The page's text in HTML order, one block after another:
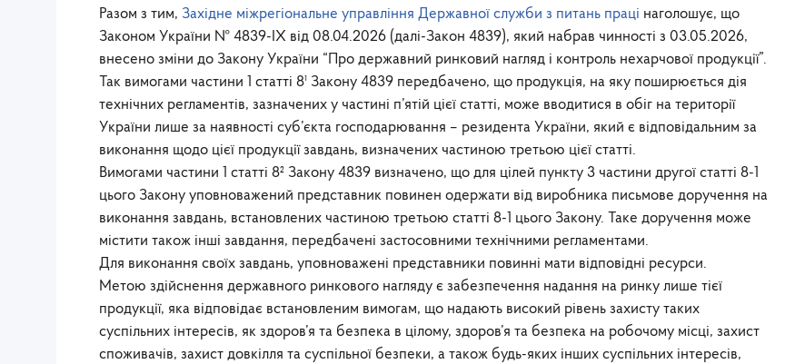
Разом з тим, Західне міжрегіональне управління Державної служби з питань праці наголошує, що
Законом України № 4839-IX від 08.04.2026 (далі-Закон 4839), який набрав чинності з 03.05.2026,
внесено зміни до Закону України “Про державний ринковий нагляд і контроль нехарчової продукції”.
Так вимогами частини 1 статті 8¹ Закону 4839 передбачено, що продукція, на яку поширюється дія
технічних регламентів, зазначених у частині п’ятій цієї статті, може вводитися в обіг на території
України лише за наявності суб’єкта господарювання – резидента України, який є відповідальним за
виконання щодо цієї продукції завдань, визначених частиною третьою цієї статті.
Вимогами частини 1 статті 8² Закону 4839 визначено, що для цілей пункту 3 частини другої статті 8-1
цього Закону уповноважений представник повинен одержати від виробника письмове доручення на
виконання завдань, встановлених частиною третьою статті 8-1 цього Закону. Таке доручення може
містити також інші завдання, передбачені застосовними технічними регламентами.
Для виконання своїх завдань, уповноважені представники повинні мати відповідні ресурси.
Метою здійснення державного ринкового нагляду є забезпечення надання на ринку лише тієї
продукції, яка відповідає встановленим вимогам, що надають високий рівень захисту таких
суспільних інтересів, як здоров’я та безпека в цілому, здоров’я та безпека на робочому місці, захист
споживачів, захист довкілля та суспільної безпеки, а також будь-яких інших суспільних інтересів,